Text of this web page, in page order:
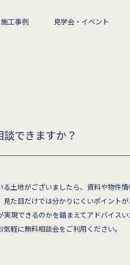
施工事例 見学会・イベント
できますか？
土地がございましたら、資料や物件情
た目だけでは分かりにくいポイント
現できるのかを踏まえてアドバイスい
軽に無料相談会をご利用ください。